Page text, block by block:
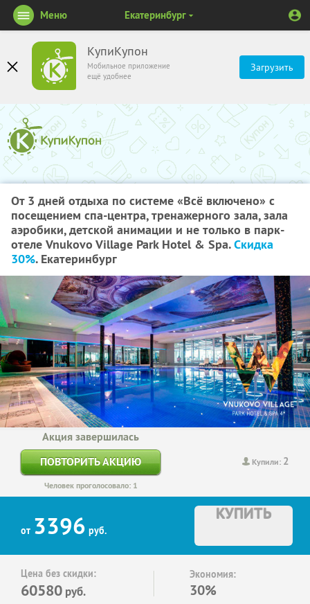
КупиКупон
Мобильное приложение
ещё удобнее
Загрузить
Меню Екатеринбург
От 3 дней отдыха по системе «Всё включено» с
посещением спа-центра, тренажерного зала, зала
аэробики, детской анимации и не только в парк-
отеле Vnukovo Village Park Hotel & Spa.Скидка
30%. Екатеринбург
Купили: 2
Акция завершилась
ПОВТОРИТЬ АКЦИЮ
Человек проголосовало: 1
от 3396 руб.
КУПИТЬ
Цена без скидки:
60580 руб.
Экономия:
30%